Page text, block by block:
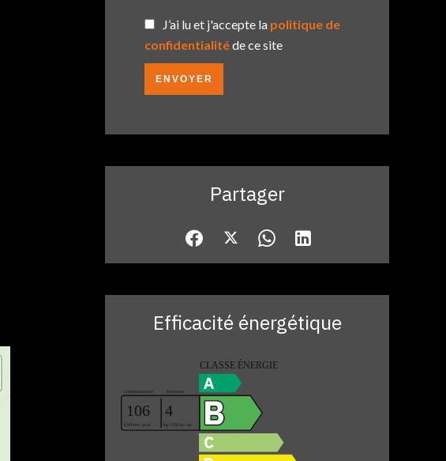
J’ai lu et j'accepte la politique de
confidentialitéde ce site
ENVOYER
Partager
Efficacité énergétique